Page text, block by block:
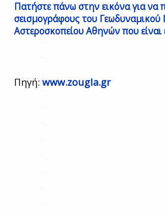
Πατήστε πάνω στην εικόνα για να
σεισμογράφους του Γεωδυναμικού
Αστεροσκοπείου Αθηνών που
Πηγή: www.zougla.gr